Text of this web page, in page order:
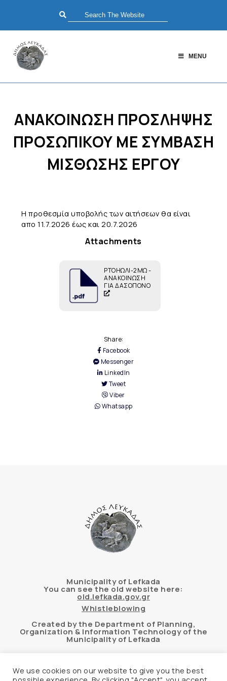
MENU
ΑΝΑΚΟΙΝΩΣΗ ΠΡΟΣΛΗΨΗΣ
ΠΡΟΣΩΠΙΚΟΥ ΜΕ ΣΥΜΒΑΣΗ
ΜΙΣΘΩΣΗΣ ΕΡΓΟΥ
Η προθεσμία υποβολής των αιτήσεων θα είναι
απο 11.7.2026 έως και 20.7.2026
Attachments
ΡΤΟΗΩΛΙ-2ΜΩ -
ΑΝΑΚΟΙΝΩΣΗ
ΓΙΑ ΔΑΣΟΠΟΝΟ
Share:
Facebook
Messenger
LinkedIn
Tweet
Viber
Whatsapp
Municipality of Lefkada
You can see the old website here:
old.lefkada.gov.gr
Whistleblowing
Created by the Department of Planning,
Organization & Information Technology of the
Municipality of Lefkada
We use cookies on our website to give you the best